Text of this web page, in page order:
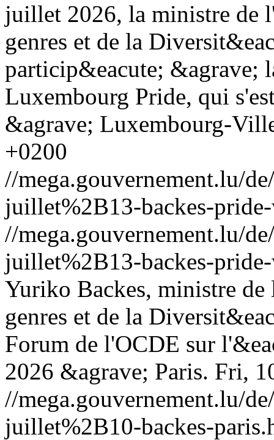
juillet 2026, la ministre de
genres et de la
particip&eacute; &agrave;
Luxembourg Pride, qui
&agrave; Luxembourg-
+0200
//mega.gouvernement.lu/
juillet%2B13-backes-
//mega.gouvernement.lu/
juillet%2B13-backes-
Yuriko Backes, ministre
genres et de la
Forum de l'OCDE sur
2026 &agrave; Paris. Fri,
//mega.gouvernement.lu/
juillet%2B10-backes-